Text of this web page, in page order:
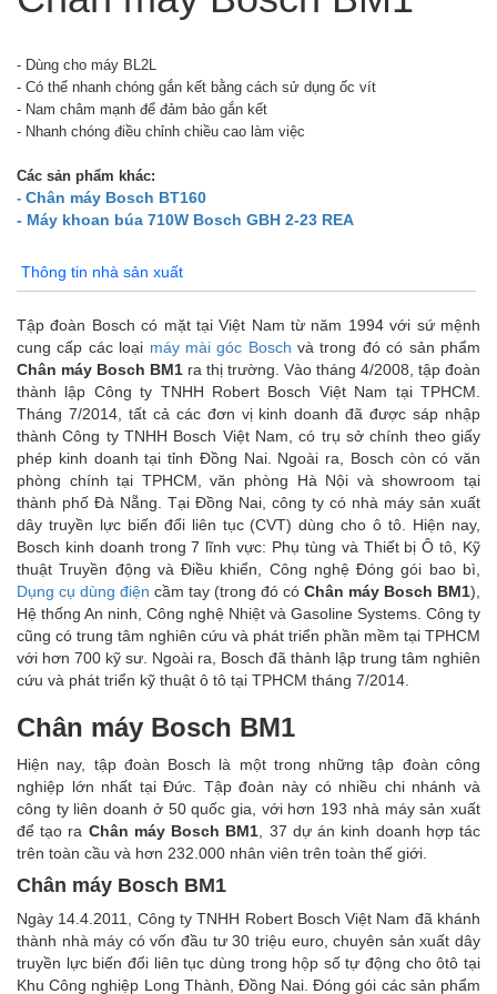
- Dùng cho máy BL2L
- Có thể nhanh chóng gắn kết bằng cách sử dụng ốc vít
- Nam châm mạnh để đảm bảo gắn kết
- Nhanh chóng điều chỉnh chiều cao làm việc
Các sản phẩm khác:
- Chân máy Bosch BT160
- Máy khoan búa 710W Bosch GBH 2-23 REA
Thông tin nhà sản xuất
Tập đoàn Bosch có mặt tại Việt Nam từ năm 1994 với sứ mệnh
cung cấp các loại máy mài góc Bosch và trong đó có sản phẩm
Chân máy Bosch BM1 ra thị trường. Vào tháng 4/2008, tập đoàn
thành lập Công ty TNHH Robert Bosch Việt Nam tại TPHCM.
Tháng 7/2014, tất cả các đơn vị kinh doanh đã được sáp nhập
thành Công ty TNHH Bosch Việt Nam, có trụ sở chính theo giấy
phép kinh doanh tại tỉnh Đồng Nai. Ngoài ra, Bosch còn có văn
phòng chính tại TPHCM, văn phòng Hà Nội và showroom tại
thành phố Đà Nẵng. Tại Đồng Nai, công ty có nhà máy sản xuất
dây truyền lực biến đổi liên tục (CVT) dùng cho ô tô. Hiện nay,
Bosch kinh doanh trong 7 lĩnh vực: Phụ tùng và Thiết bị Ô tô, Kỹ
thuật Truyền động và Điều khiển, Công nghệ Đóng gói bao bì,
Dụng cụ dùng điện cầm tay (trong đó có Chân máy Bosch BM1),
Hệ thống An ninh, Công nghệ Nhiệt và Gasoline Systems. Công ty
cũng có trung tâm nghiên cứu và phát triển phần mềm tại TPHCM
với hơn 700 kỹ sư. Ngoài ra, Bosch đã thành lập trung tâm nghiên
cứu và phát triển kỹ thuật ô tô tại TPHCM tháng 7/2014.
Chân máy Bosch BM1
Hiện nay, tập đoàn Bosch là một trong những tập đoàn công
nghiệp lớn nhất tại Đức. Tập đoàn này có nhiều chi nhánh và
công ty liên doanh ở 50 quốc gia, với hơn 193 nhà máy sản xuất
để tạo ra Chân máy Bosch BM1 , 37 dự án kinh doanh hợp tác
trên toàn cầu và hơn 232.000 nhân viên trên toàn thế giới.
Chân máy Bosch BM1
Ngày 14.4.2011, Công ty TNHH Robert Bosch Việt Nam đã khánh
thành nhà máy có vốn đầu tư 30 triệu euro, chuyên sản xuất dây
truyền lực biến đổi liên tục dùng trong hộp số tự động cho ôtô tại
Khu Công nghiệp Long Thành, Đồng Nai. Đóng gói các sản phẩm